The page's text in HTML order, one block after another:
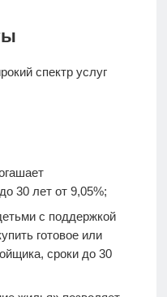
спектр услуг
30 лет от 9,05%;
с поддержкой
готовое или
сроки до 30